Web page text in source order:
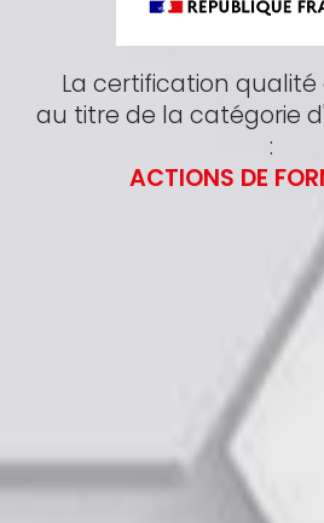
La certification
au titre de la catégorie
:
ACTIONS DE